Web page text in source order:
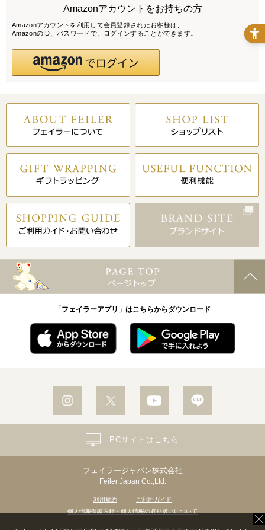
Amazonアカウントをお持ちの方
Amazonアカウントを利用して会員登録されたお客様は、
AmazonのID、パスワードで、ログインすることができます。
「フェイラーアプリ」はこちらからダウンロード
フェイラージャパン株式会社
Feiler Japan Co.,Ltd.
利用規約
ご利用ガイド
個人情報保護方針・個人情報の取り扱いについて
PCサイトはこちら